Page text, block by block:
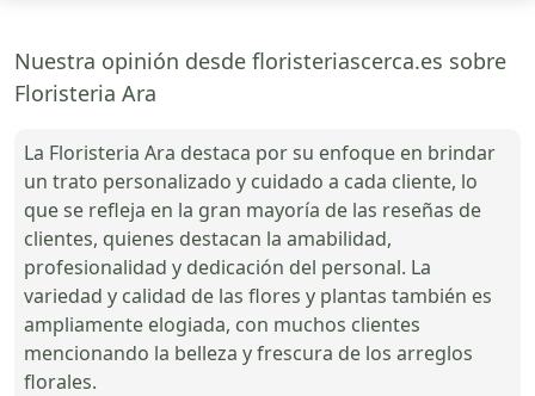
Nuestra opinión desde floristeriascerca.es sobre
Floristeria Ara
La Floristeria Ara destaca por su enfoque en brindar
un trato personalizado y cuidado a cada cliente, lo
que se refleja en la gran mayoría de las reseñas de
clientes, quienes destacan la amabilidad,
profesionalidad y dedicación del personal. La
variedad y calidad de las flores y plantas también es
ampliamente elogiada, con muchos clientes
mencionando la belleza y frescura de los arreglos
florales.